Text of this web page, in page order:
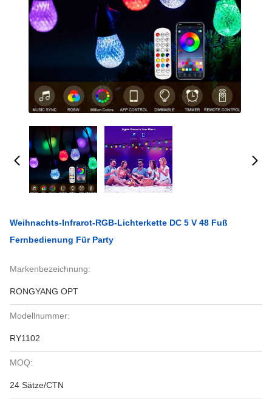
Weihnachts-Infrarot-RGB-Lichterkette DC 5 V 48 Fuß
Fernbedienung Für Party
Markenbezeichnung:
RONGYANG OPT
Modellnummer:
RY1102
MOQ:
24 Sätze/CTN